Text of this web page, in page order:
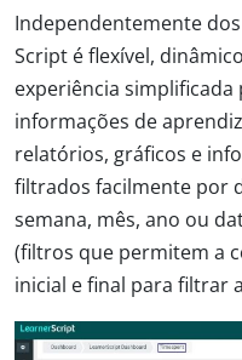
Independentemente
Script é flexível,
experiência simplificada
informações de
relatórios, gráficos e
filtrados facilmente por
semana, mês, ano ou
(filtros que permitem a
inicial e final para filtrar